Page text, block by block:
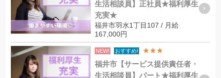
生活相談員】正社員★福利厚生
充実★
福井市羽水1丁目107 / 月給
167,000円
NEW! おすすめ! ★★★
福井市【サービス提供責任者・
生活相談員】パート★福利厚生